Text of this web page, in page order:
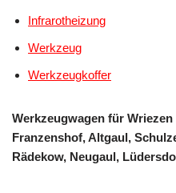
Infrarotheizung
Werkzeug
Werkzeugkoffer
Werkzeugwagen für
Franzenshof, Altgaul,
Rädekow, Neugaul,